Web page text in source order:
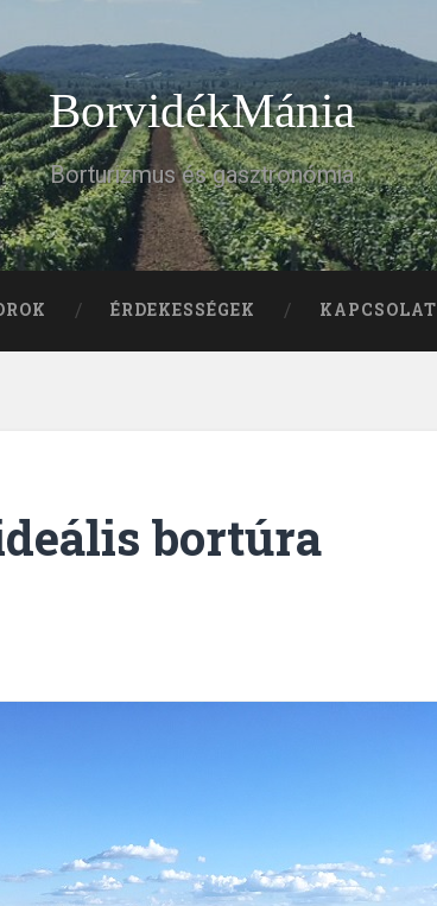
BorvidékMánia
Borturizmus és gasztronómia
ÉRDEKESSÉGEK KAPCSOLAT
bortúra